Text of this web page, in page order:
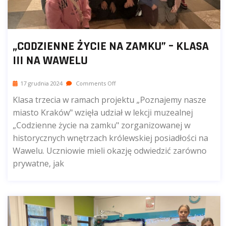
„CODZIENNE ŻYCIE NA ZAMKU” – KLASA
III NA WAWELU
17 grudnia 2024 Comments Off
Klasa trzecia w ramach projektu „Poznajemy nasze
miasto Kraków" wzięła udział w lekcji muzealnej
„Codzienne życie na zamku" zorganizowanej w
historycznych wnętrzach królewskiej posiadłości na
Wawelu. Uczniowie mieli okazję odwiedzić zarówno
prywatne, jak